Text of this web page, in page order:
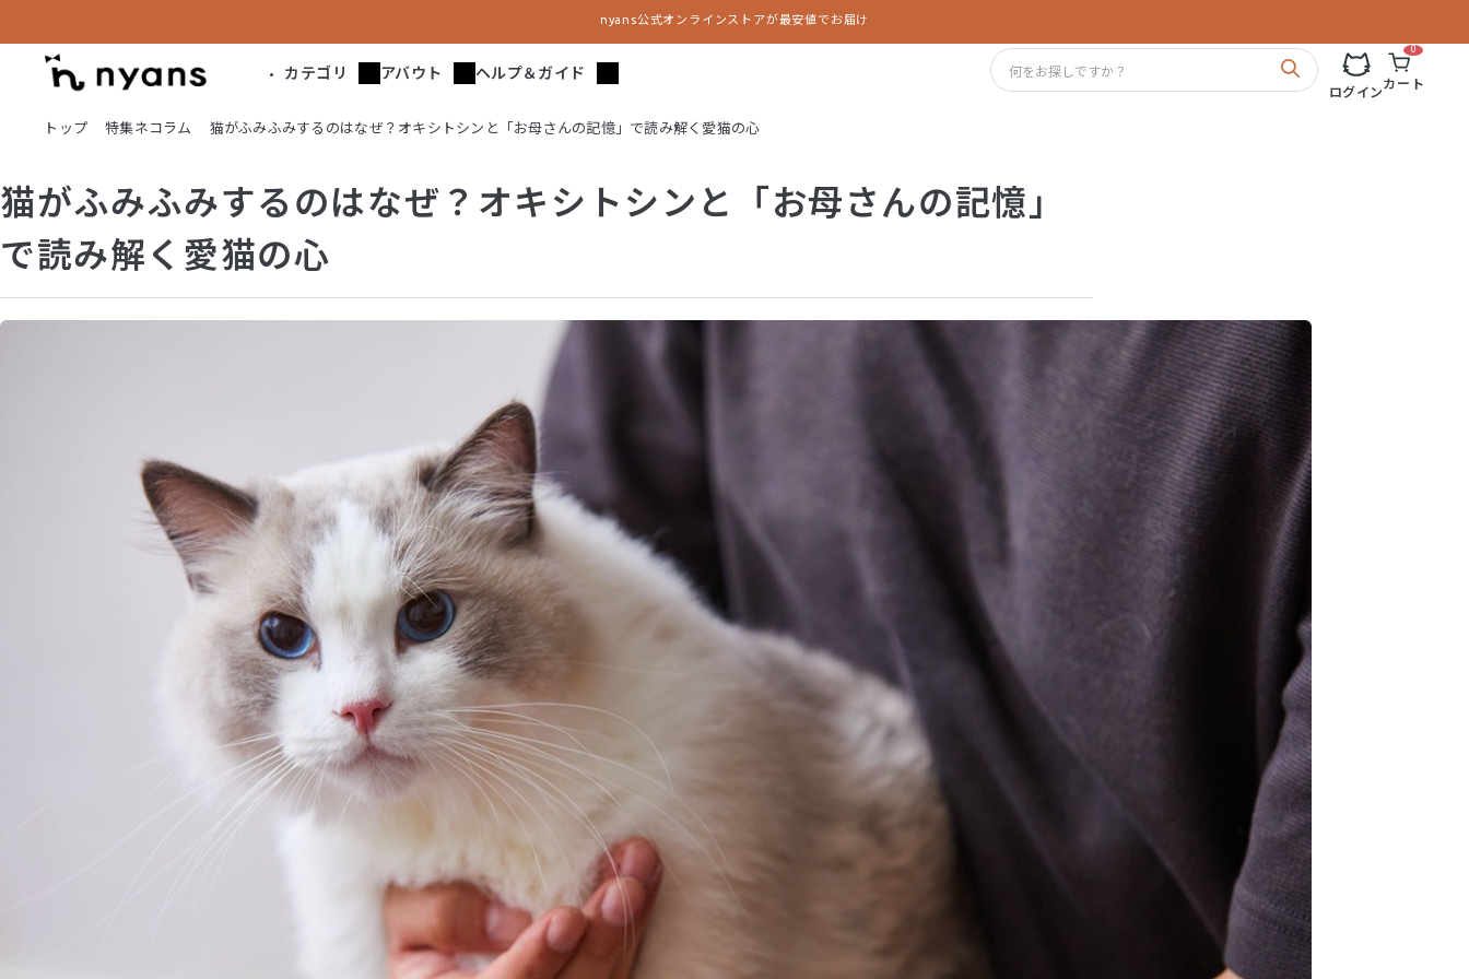
nyans公式オンラインストアが最安値でお届け
カテゴリ アバウト ヘルプ＆ガイド
ログイン
0
カート
トップ 特集ネコラム 猫がふみふみするのはなぜ？オキシトシンと「お母さんの記憶」で読み解く愛猫の心
猫がふみふみするのはなぜ？オキシトシンと「お母さんの記憶」
で読み解く愛猫の心